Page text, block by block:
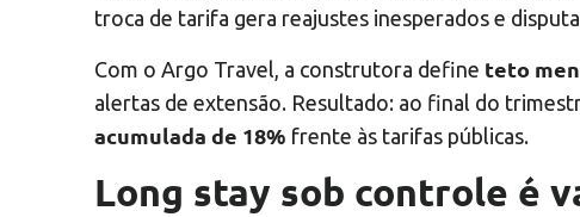
troca de tarifa gera reajustes inesperados e
Com o Argo Travel, a construtora define teto
alertas de extensão. Resultado: ao final do
acumulada de 18% frente às tarifas públicas.
Long stay sob controle é